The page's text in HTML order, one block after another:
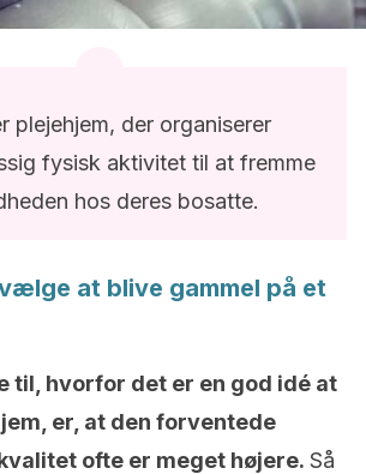
plejehjem, der organiserer
fysisk aktivitet til at fremme
hos deres bosatte.
at blive gammel på et
til, hvorfor det er en god idé at
er, at den forventede
ofte er meget højere. Så